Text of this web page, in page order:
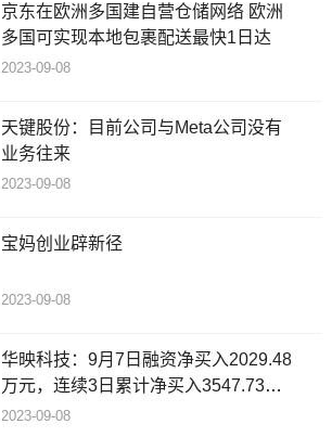
京东在欧洲多国建自营仓储网络 欧洲
多国可实现本地包裹配送最快1日达
2023-09-08
天键股份：目前公司与Meta公司没有
业务往来
2023-09-08
宝妈创业辟新径
2023-09-08
华映科技：9月7日融资净买入2029.48
万元，连续3日累计净买入3547.73万
元
2023-09-08